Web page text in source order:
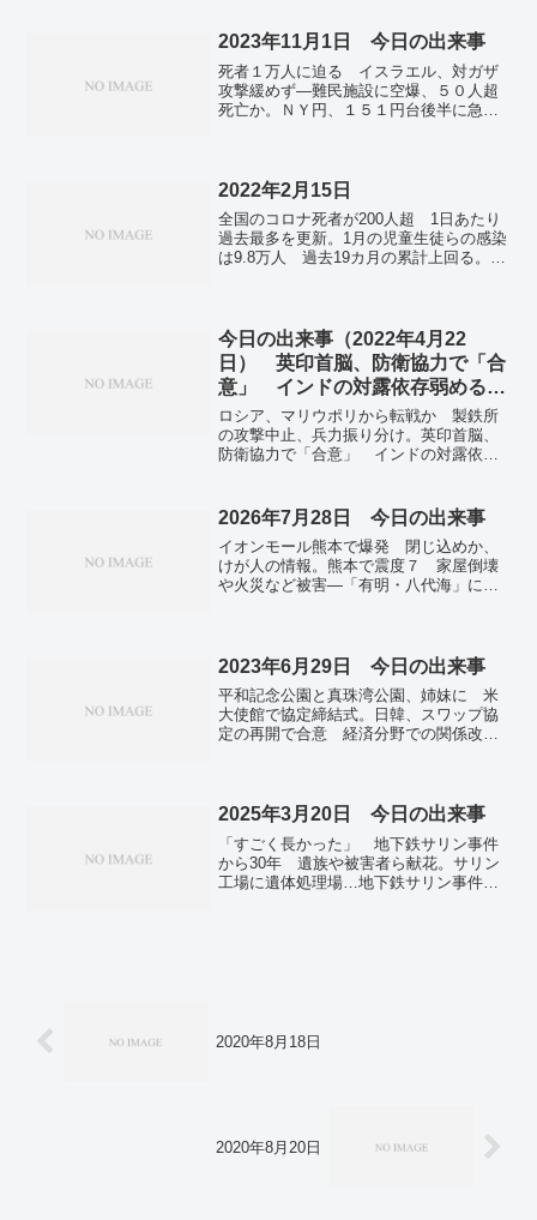
2023年11月1日 今日の出来事
死者１万人に迫る イスラエル、対ガザ
攻撃緩めず―難民施設に空爆、５０人超
死亡か。ＮＹ円、１５１円台後半に急
０兆円超え 料理・旅館・飲食店業が好
調。クマ人身被害、最多１８０人 今年
度、７カ月で記録更新―環境省。金沢・
兼六園で冬告げる雪づり 円すい状の
縄、木を守る。
2022年2月15日
全国のコロナ死者が200人超 1日あたり
過去最多を更新。1月の児童生徒らの感染
は9.8万人 過去19カ月の累計上回る。コ
女子パシュートで日本が銀 高木美帆メ
ダル6個目、日本女子最多。村瀬心椛が
銅 17歳、冬季で日本女子最年少メダ
ル スノボBA。渡部暁斗、複合日本勢最
多3大会連続メダル…銅に確かな強さ 今
大会14個目で日本は最多更新。「ポスト
文在寅」を決める選挙、激戦の様相 韓
に希望の光運ぶ ハリウッドの多様化も
追い風。木下元都議、有罪判決 東京地
裁「規範意識に問題」 無免許運転。大
塚家具、ヤマダデンキが吸収し法人格消
滅へ ブランドは存続。近畿北部中心に
今日の出来事（2022年4月22
日） 英印首脳、防衛協力で「合
意」 インドの対露依存弱める狙
い
ロシア、マリウポリから転戦か 製鉄所
の攻撃中止、兵力振り分け。英印首脳、
防衛協力で「合意」 インドの対露依存
活なるか 旅行各社が2年ぶりにツアー再
開。離島の医療格差解消に 長崎・五島
で医薬品ドローン配送事業が始まる。東
京・神田のイチョウ並木「切らない
で」 住民団体が監査請求提出。飼い続
2026年7月28日 今日の出来事
イオンモール熊本で爆発 閉じ込めか、
けが人の情報。熊本で震度７ 家屋倒壊
や火災など被害―「有明・八代海」に一
落、一時３０００円超安 終値６万２３
６４円、ＡＩ・半導体に売り。板東英二
さん死去、８６歳 甲子園の大投手、タ
レント。ローソン、車中泊サービスを展
開 １泊３千円、店舗売り上げ拡大へ。
2023年6月29日 今日の出来事
平和記念公園と真珠湾公園、姉妹に 米
大使館で協定締結式。日韓、スワップ協
定の再開で合意 経済分野での関係改善
が感染か 昨年以上の流行規模。九州全
日 気象庁。藤井七冠、王座挑戦まであ
と1勝 羽生九段破る…将棋。スナヤツメ
100年ぶり発見 長崎県レッドリスト「絶
2025年3月20日 今日の出来事
「すごく長かった」 地下鉄サリン事件
から30年 遺族や被害者ら献花。サリン
工場に遺体処理場…地下鉄サリン事件か
開。政府、台湾前総統の来日認めず 安
倍元首相三回忌、中国反発懸念。ＢＲＩ
の懸念高まる。米、ＬＮＧ新規輸出を認
可 日本企業が供給契約。20日の関東は
2020年8月18日
2020年8月20日